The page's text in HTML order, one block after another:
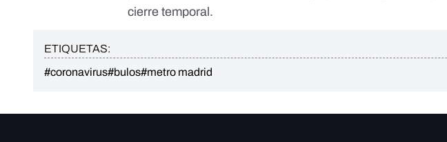
cierre temporal.
ETIQUETAS:
#coronavirus#bulos#metro madrid